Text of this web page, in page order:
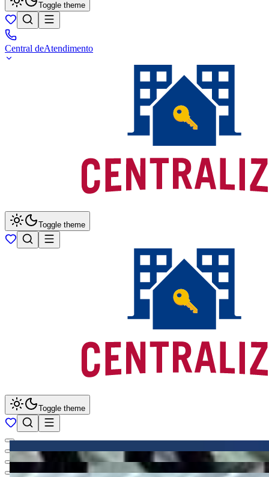
Toggle theme
Central deAtendimento
Toggle theme
Toggle theme